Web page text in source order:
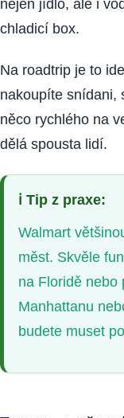
nejen jídlo, ale i
chladicí box.
Na roadtrip je to
nakoupíte snídani,
něco rychlého na
dělá spousta lidí.
ℹ️ Tip z praxe:
Walmart
měst. Skvěle
na Floridě nebo
Manhattanu
budete muset